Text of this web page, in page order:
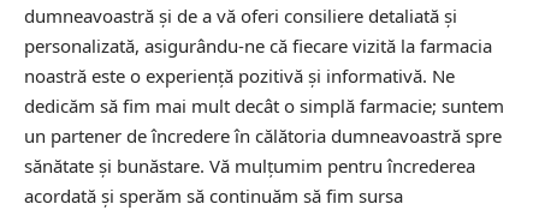
dumneavoastră și de a vă oferi consiliere detaliată și
personalizată, asigurându-ne că fiecare vizită la farmacia
noastră este o experiență pozitivă și informativă. Ne
dedicăm să fim mai mult decât o simplă farmacie; suntem
un partener de încredere în călătoria dumneavoastră spre
sănătate și bunăstare. Vă mulțumim pentru încrederea
acordată și sperăm să continuăm să fim sursa